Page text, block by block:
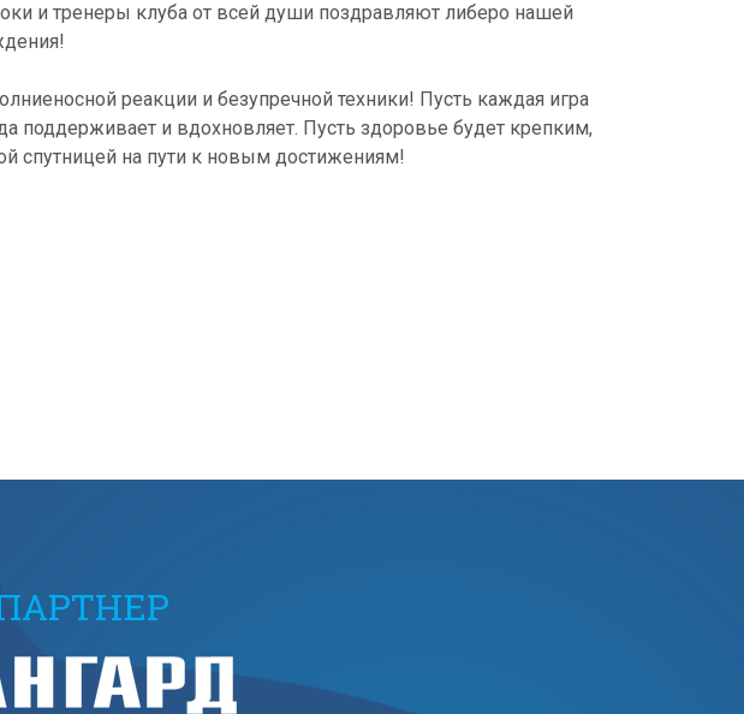
и тренеры клуба от всей души поздравляют либеро нашей
реакции и безупречной техники! Пусть каждая игра
поддерживает и вдохновляет. Пусть здоровье будет крепким,
спутницей на пути к новым достижениям!